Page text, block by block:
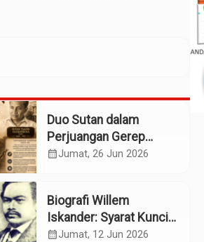
Duo Sutan dalam
Perjuangan Gerep
Institute Naik ke
calendar_monthJumat, 26 Jun 2026
Biografi Willem
Iskander: Syarat Kunci
Pengusulan Pahlawan
calendar_monthJumat, 12 Jun 2026